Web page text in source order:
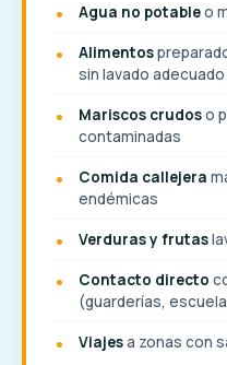
Agua no potableo
Alimentos
sin lavado
Mariscos crudoso
contaminadas
Comida callejera
endémicas
Verduras y frutas
Contacto directo
(guarderías,
Viajesa zonas con